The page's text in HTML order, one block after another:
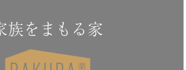
族をまもる家